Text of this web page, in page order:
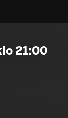
21:00